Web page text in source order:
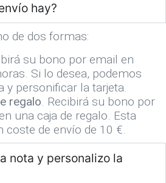
hay?
de dos formas:
su bono por email en
Si lo desea, podemos
y personificar la tarjeta.
regalo . Recibirá su bono por
una caja de regalo. Esta
coste de envío de 10 €.
nota y personalizo la